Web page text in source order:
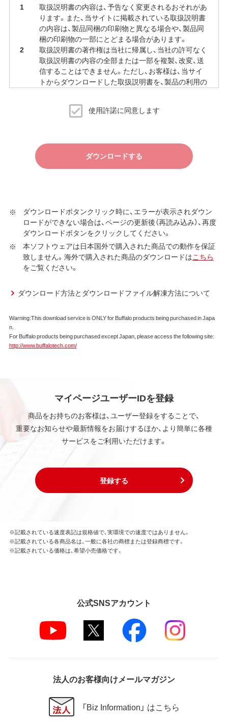
取扱説明書の内容は、予告なく変更されるおそれがあ
ります。また、当サイトに掲載されている取扱説明書
の内容は、製品同梱の印刷物と異なる場合や、製品同
梱の印刷物の一部にとどまる場合があります。
取扱説明書の著作権は当社に帰属し、当社の許可なく
取扱説明書の内容の全部または一部を複製、改変、送
信することはできません。ただし、お客様は、当サイ
トからダウンロードした取扱説明書を、製品の利用の
当サイトでの取扱説明書の公開は、予告なく中止、変
更される場合があります。使用許諾に同意します
ダウンロードする
ダウンロードボタンクリック時に、エラーが表示されダウン
ロードができない場合は、ページの更新後（再読み込み）、再度
ダウンロードボタンをクリックしてください。
本ソフトウェアは日本国外で購入された商品での動作を保証
致しません。海外で購入された商品のダウンロードはこちら
をご覧ください。
ダウンロード方法とダウンロードファイル解凍方法について
Warning:This download service is ONLY for Buffalo products being purchased in Japa
n.
For Buffalo products being purchased except Japan, please access the following site:
http://www.buffalotech.com/
マイページユーザーIDを登録
商品をお持ちのお客様は、ユーザー登録をすることで、
重要なお知らせや最新情報をお届けするほか、より簡単に各種
サービスをご利用いただけます。
登録する
※記載されている速度表記は規格値で、実環境での速度ではありません。
※記載されている各商品名は、一般に各社の商標または登録商標です。
※記載されている価格は、希望小売価格です。
公式SNSアカウント
法人のお客様向けメールマガジン
「Biz Information」 はこちら